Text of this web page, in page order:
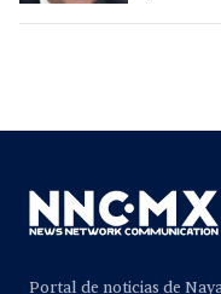
Portal de noticias de